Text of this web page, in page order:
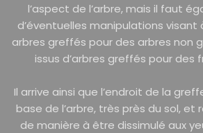
l’aspect de l’arbre, mais il faut
d’éventuelles manipulations visant
arbres greffés pour des arbres non
issus d’arbres greffés pour des
Il arrive ainsi que l’endroit de la
base de l’arbre, très près du sol, et
de manière à être dissimulé aux